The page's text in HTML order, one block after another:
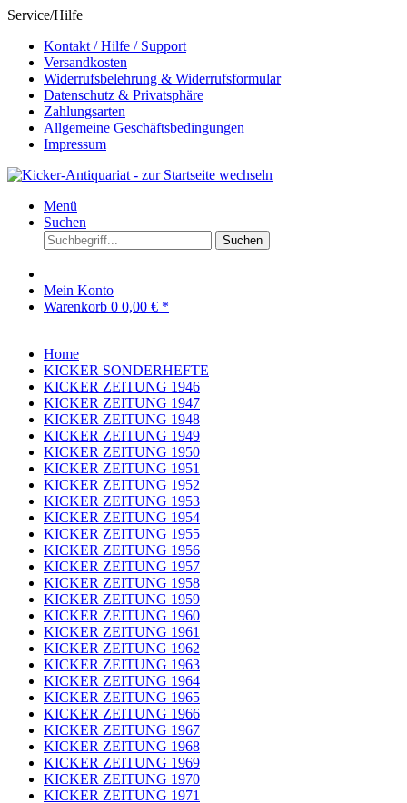
Service/Hilfe
Kontakt / Hilfe / Support
Versandkosten
Widerrufsbelehrung & Widerrufsformular
Datenschutz & Privatsphäre
Zahlungsarten
Allgemeine Geschäftsbedingungen
Impressum
Menü
Suchen
Suchen
Mein Konto
Warenkorb 0 0,00 € *
Home
KICKER SONDERHEFTE
KICKER ZEITUNG 1946
KICKER ZEITUNG 1947
KICKER ZEITUNG 1948
KICKER ZEITUNG 1949
KICKER ZEITUNG 1950
KICKER ZEITUNG 1951
KICKER ZEITUNG 1952
KICKER ZEITUNG 1953
KICKER ZEITUNG 1954
KICKER ZEITUNG 1955
KICKER ZEITUNG 1956
KICKER ZEITUNG 1957
KICKER ZEITUNG 1958
KICKER ZEITUNG 1959
KICKER ZEITUNG 1960
KICKER ZEITUNG 1961
KICKER ZEITUNG 1962
KICKER ZEITUNG 1963
KICKER ZEITUNG 1964
KICKER ZEITUNG 1965
KICKER ZEITUNG 1966
KICKER ZEITUNG 1967
KICKER ZEITUNG 1968
KICKER ZEITUNG 1969
KICKER ZEITUNG 1970
KICKER ZEITUNG 1971